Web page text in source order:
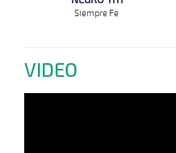
Siempre Fe
VIDEO